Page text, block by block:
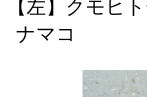
【左】ク
ナマコ